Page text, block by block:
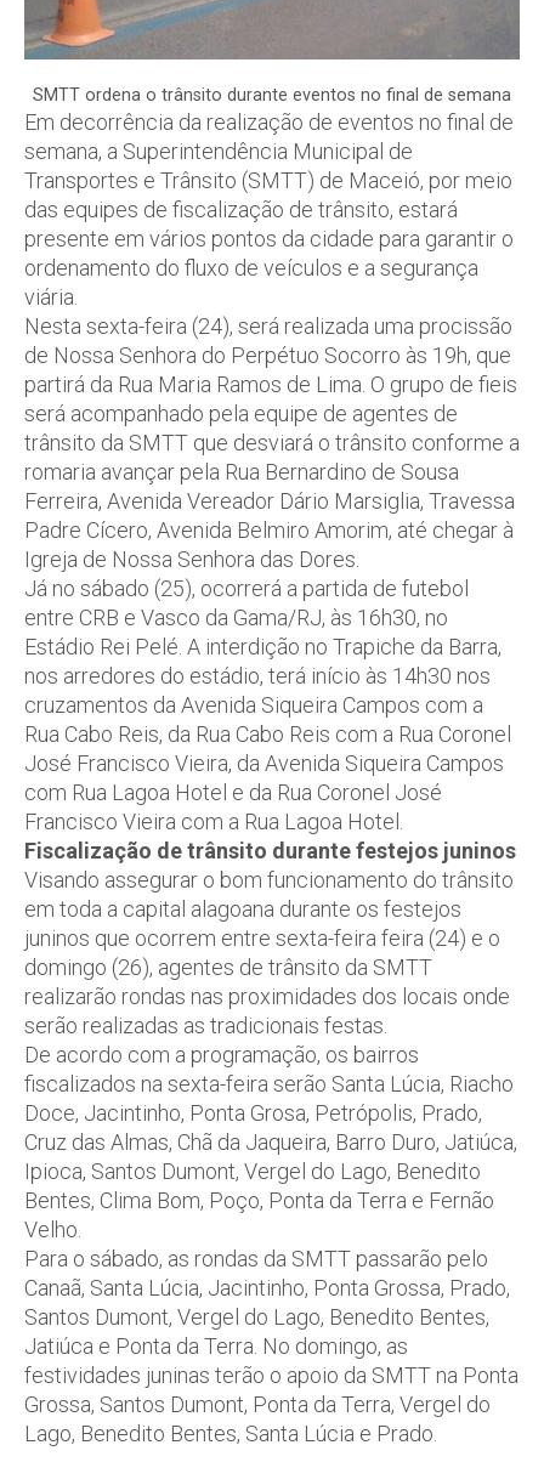
SMTT ordena o trânsito durante eventos no final de semana
Em decorrência da realização de eventos no final de
semana, a Superintendência Municipal de
Transportes e Trânsito (SMTT) de Maceió, por meio
das equipes de fiscalização de trânsito, estará
presente em vários pontos da cidade para garantir o
ordenamento do fluxo de veículos e a segurança
viária.
Nesta sexta-feira (24), será realizada uma procissão
de Nossa Senhora do Perpétuo Socorro às 19h, que
partirá da Rua Maria Ramos de Lima. O grupo de fieis
será acompanhado pela equipe de agentes de
trânsito da SMTT que desviará o trânsito conforme a
romaria avançar pela Rua Bernardino de Sousa
Ferreira, Avenida Vereador Dário Marsiglia, Travessa
Padre Cícero, Avenida Belmiro Amorim, até chegar à
Igreja de Nossa Senhora das Dores.
Já no sábado (25), ocorrerá a partida de futebol
entre CRB e Vasco da Gama/RJ, às 16h30, no
Estádio Rei Pelé. A interdição no Trapiche da Barra,
nos arredores do estádio, terá início às 14h30 nos
cruzamentos da Avenida Siqueira Campos com a
Rua Cabo Reis, da Rua Cabo Reis com a Rua Coronel
José Francisco Vieira, da Avenida Siqueira Campos
com Rua Lagoa Hotel e da Rua Coronel José
Francisco Vieira com a Rua Lagoa Hotel.
Fiscalização de trânsito durante festejos juninos
Visando assegurar o bom funcionamento do trânsito
em toda a capital alagoana durante os festejos
juninos que ocorrem entre sexta-feira feira (24) e o
domingo (26), agentes de trânsito da SMTT
realizarão rondas nas proximidades dos locais onde
serão realizadas as tradicionais festas.
De acordo com a programação, os bairros
fiscalizados na sexta-feira serão Santa Lúcia, Riacho
Doce, Jacintinho, Ponta Grosa, Petrópolis, Prado,
Cruz das Almas, Chã da Jaqueira, Barro Duro, Jatiúca,
Ipioca, Santos Dumont, Vergel do Lago, Benedito
Bentes, Clima Bom, Poço, Ponta da Terra e Fernão
Velho.
Para o sábado, as rondas da SMTT passarão pelo
Canaã, Santa Lúcia, Jacintinho, Ponta Grossa, Prado,
Santos Dumont, Vergel do Lago, Benedito Bentes,
Jatiúca e Ponta da Terra. No domingo, as
festividades juninas terão o apoio da SMTT na Ponta
Grossa, Santos Dumont, Ponta da Terra, Vergel do
Lago, Benedito Bentes, Santa Lúcia e Prado.